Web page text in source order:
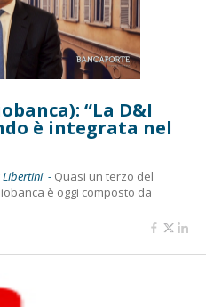
“La D&I
è integrata nel
Libertini - Quasi un terzo del
è oggi composto da